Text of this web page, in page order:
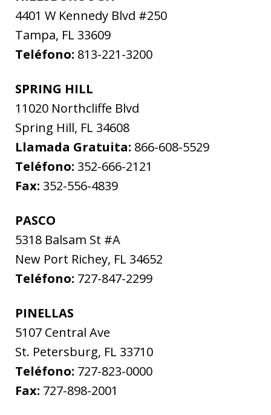
4401 W Kennedy Blvd #250
Tampa, FL 33609
Teléfono: 813-221-3200
SPRING HILL
11020 Northcliffe Blvd
Spring Hill, FL 34608
Llamada Gratuita: 866-608-5529
Teléfono: 352-666-2121
Fax: 352-556-4839
PASCO
5318 Balsam St #A
New Port Richey, FL 34652
Teléfono: 727-847-2299
PINELLAS
5107 Central Ave
St. Petersburg, FL 33710
Teléfono: 727-823-0000
Fax: 727-898-2001